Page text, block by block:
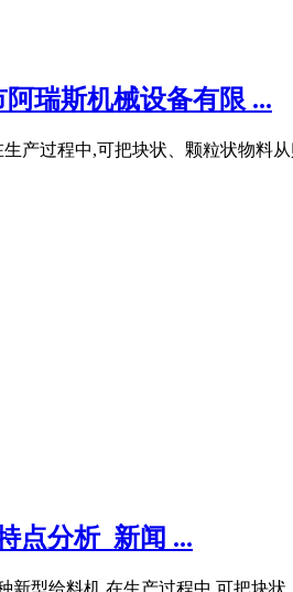
瑞斯机械设备有限 ...
产过程中,可把块状、颗粒状物
点分析_新闻 ...
型给料机,在生产过程中,可把块